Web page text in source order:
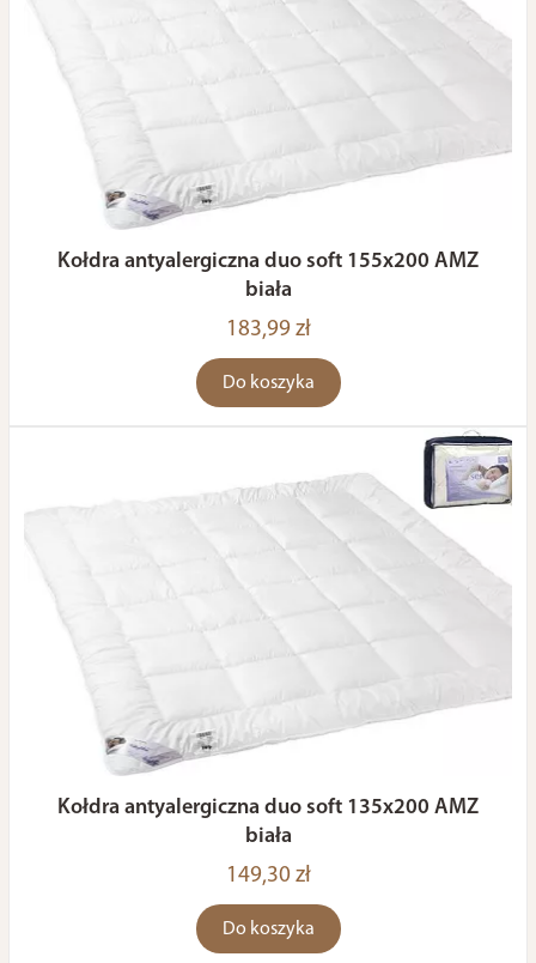
Kołdra antyalergiczna duo soft 155x200 AMZ
biała
183,99 zł
Do koszyka
Kołdra antyalergiczna duo soft 135x200 AMZ
biała
149,30 zł
Do koszyka